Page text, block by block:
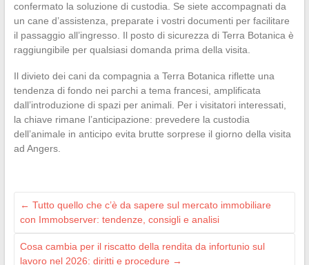
confermato la soluzione di custodia. Se siete accompagnati da
un cane d’assistenza, preparate i vostri documenti per facilitare
il passaggio all’ingresso. Il posto di sicurezza di Terra Botanica è
raggiungibile per qualsiasi domanda prima della visita.
Il divieto dei cani da compagnia a Terra Botanica riflette una
tendenza di fondo nei parchi a tema francesi, amplificata
dall’introduzione di spazi per animali. Per i visitatori interessati,
la chiave rimane l’anticipazione: prevedere la custodia
dell’animale in anticipo evita brutte sorprese il giorno della visita
ad Angers.
← Tutto quello che c’è da sapere sul mercato immobiliare
con Immobserver: tendenze, consigli e analisi
Cosa cambia per il riscatto della rendita da infortunio sul
lavoro nel 2026: diritti e procedure →